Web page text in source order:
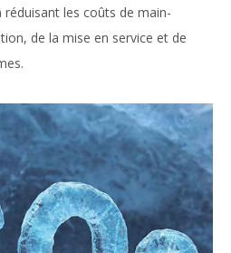
les coûts de main-
de la mise en service et de